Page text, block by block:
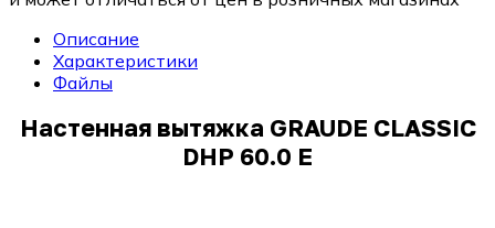
Описание
Характеристики
Файлы
Настенная вытяжка GRAUDE CLASSIC
DHP 60.0 E